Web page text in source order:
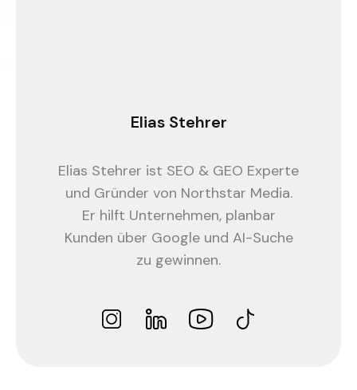
Elias Stehrer
Elias Stehrer ist SEO & GEO Experte
und Gründer von Northstar Media.
Er hilft Unternehmen, planbar
Kunden über Google und AI-Suche
zu gewinnen.